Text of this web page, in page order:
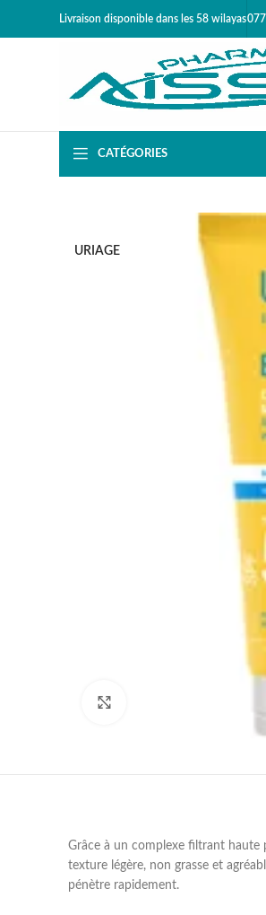
Livraison disponible dans les 58 wilayas​
CATÉGORIES
URIAGE
Grâce à un complexe filtrant haute
texture légère, non grasse et
pénètre rapidement.